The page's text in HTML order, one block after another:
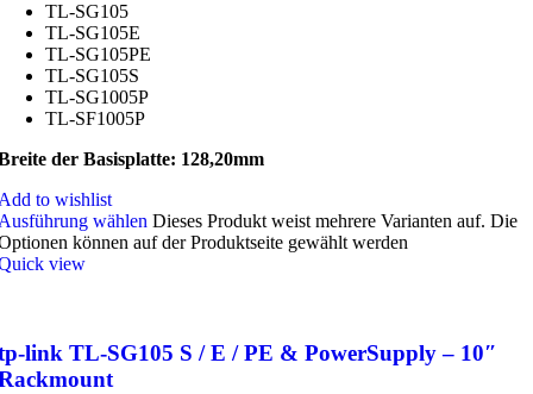
TL-SG105
TL-SG105E
TL-SG105PE
TL-SG105S
TL-SG1005P
TL-SF1005P
der Basisplatte: 128,20mm
to wishlist
wählen Dieses Produkt weist mehrere Varianten auf. Die
können auf der Produktseite gewählt werden
view
link TL-SG105 S / E / PE & PowerSupply – 10″